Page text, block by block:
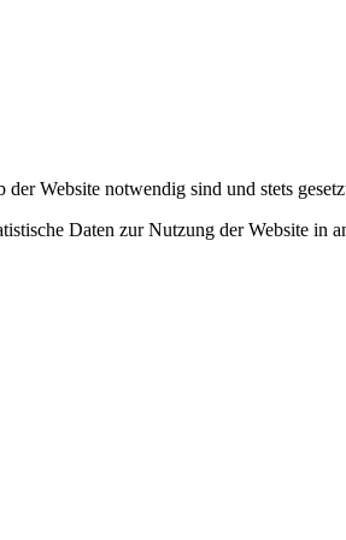
Website notwendig sind und stets
Daten zur Nutzung der Website in